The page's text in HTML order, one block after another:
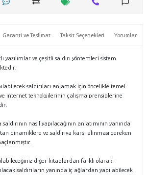
Garanti ve Teslimat Taksit Seçenekleri Yorumlar
yazılımlar ve çeşitli saldırı yöntemleri sistem
saldırıları anlamak için öncelikle temel
internet teknolojilerinin çalışma prensiplerine
nasıl yapılacağının anlatımının yanında
dinamiklere ve saldırıya karşı alınması gereken
diğer kitaplardan farklı olarak,
saldırıların yanında iç ağlardan yapılabilecek